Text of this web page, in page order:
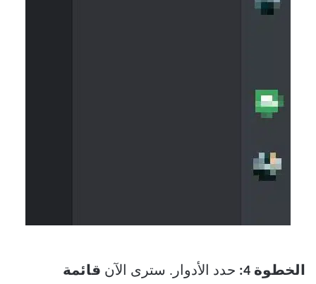
الخطوة 4: حدد الأدوار. سترى الآن قائمة